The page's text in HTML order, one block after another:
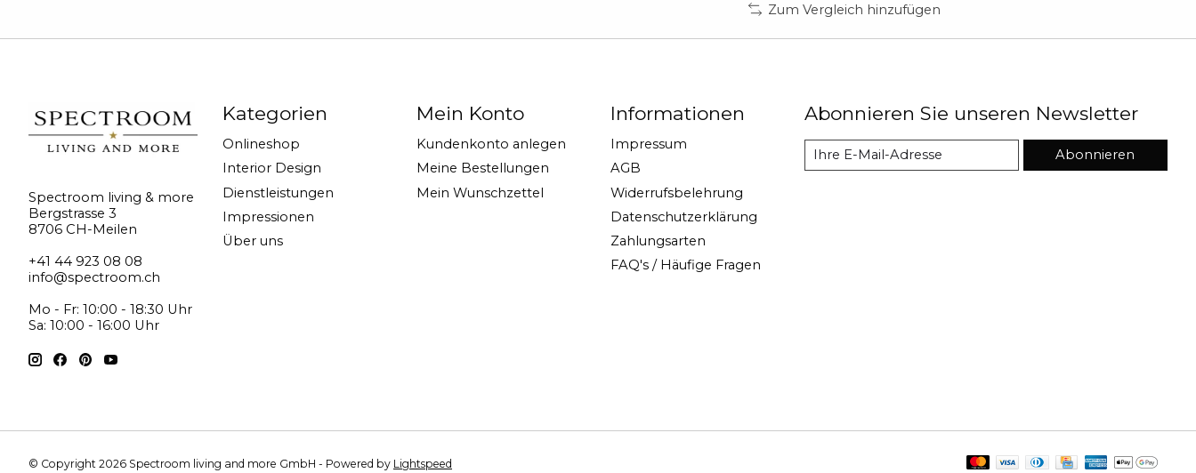
Zum Vergleich hinzufügen
Spectroom living & more
Bergstrasse 3
8706 CH-Meilen
+41 44 923 08 08
info@spectroom.ch
Mo - Fr: 10:00 - 18:30 Uhr
Sa: 10:00 - 16:00 Uhr
Kategorien
Onlineshop
Interior Design
Dienstleistungen
Impressionen
Über uns
Mein Konto
Kundenkonto anlegen
Meine Bestellungen
Mein Wunschzettel
Informationen
Impressum
AGB
Widerrufsbelehrung
Datenschutzerklärung
Zahlungsarten
FAQ's / Häufige Fragen
Abonnieren Sie unseren Newsletter
Abonnieren
© Copyright 2026 Spectroom living and more GmbH - Powered by Lightspeed